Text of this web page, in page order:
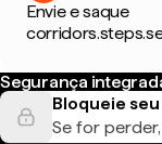
Envie e saque
Segurança
Bloqueie
Se for